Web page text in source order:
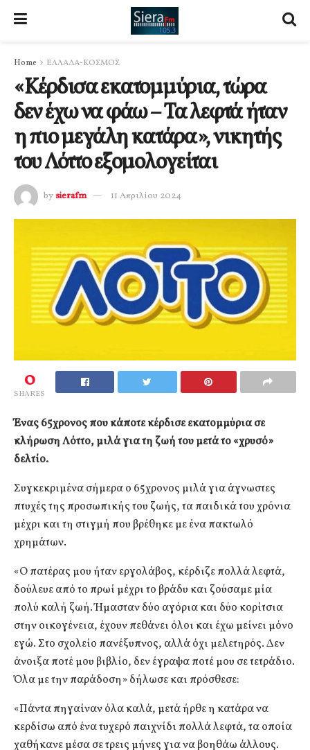
Home ΕΛΛΑΔΑ-ΚΟΣΜΟΣ
«Κέρδισα εκατομμύρια, τώρα
δεν έχω να φάω – Τα λεφτά ήταν
η πιο μεγάλη κατάρα», νικητής
του Λόττο εξομολογείται
by sierafm 11 Απριλίου 2024
0
SHARES
Ένας 65χρονος που κάποτε κέρδισε εκατομμύρια σε
κλήρωση Λόττο, μιλά για τη ζωή του μετά το «χρυσό»
δελτίο.
Συγκεκριμένα σήμερα ο 65χρονος μιλά για άγνωστες
πτυχές της προσωπικής του ζωής, τα παιδικά του χρόνια
μέχρι και τη στιγμή που βρέθηκε με ένα πακτωλό
χρημάτων.
«Ο πατέρας μου ήταν εργολάβος, κέρδιζε πολλά λεφτά,
δούλευε από το πρωί μέχρι το βράδυ και ζούσαμε μία
πολύ καλή ζωή. Ήμασταν δύο αγόρια και δύο κορίτσια
στην οικογένεια, έχουν πεθάνει όλοι και έχω μείνει μόνο
εγώ. Στο σχολείο πανέξυπνος, αλλά όχι μελετηρός. Δεν
άνοιξα ποτέ μου βιβλίο, δεν έγραψα ποτέ μου σε τετράδιο.
Όλα με την παράδοση» δήλωσε και πρόσθεσε:
«Πάντα πηγαίναν όλα καλά, μετά ήρθε η κατάρα να
κερδίσω από ένα τυχερό παιχνίδι πολλά λεφτά, τα οποία
χαθήκανε μέσα σε τρεις μήνες για να βοηθάω άλλους.